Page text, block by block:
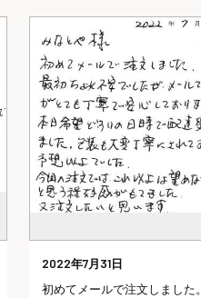
2022年7月31日
初めてメールで注文しました